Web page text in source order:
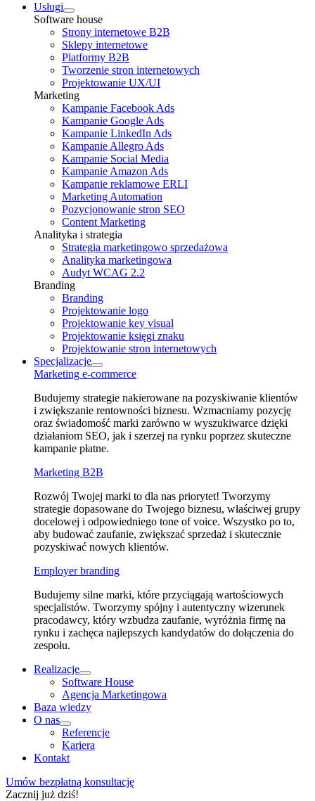
Usługi
Software house
Strony internetowe B2B
Sklepy internetowe
Platformy B2B
Tworzenie stron internetowych
Projektowanie UX/UI
Marketing
Kampanie Facebook Ads
Kampanie Google Ads
Kampanie LinkedIn Ads
Kampanie Allegro Ads
Kampanie Social Media
Kampanie Amazon Ads
Kampanie reklamowe ERLI
Marketing Automation
Pozycjonowanie stron SEO
Content Marketing
Analityka i strategia
Strategia marketingowo sprzedażowa
Analityka marketingowa
Audyt WCAG 2.2
Branding
Branding
Projektowanie logo
Projektowanie key visual
Projektowanie księgi znaku
Projektowanie stron internetowych
Specjalizacje
Marketing e⁠‑commerce
Budujemy strategie nakierowane na pozyskiwanie klientów
i zwiększanie rentowności biznesu. Wzmacniamy pozycję
oraz świadomość marki zarówno w wyszukiwarce dzięki
działaniom SEO, jak i szerzej na rynku poprzez skuteczne
kampanie płatne.
Marketing B2B
Rozwój Twojej marki to dla nas priorytet! Tworzymy
strategie dopasowane do Twojego biznesu, właściwej grupy
docelowej i odpowiedniego tone of voice. Wszystko po to,
aby budować zaufanie, zwiększać sprzedaż i skutecznie
pozyskiwać nowych klientów.
Employer branding
Budujemy silne marki, które przyciągają wartościowych
specjalistów. Tworzymy spójny i autentyczny wizerunek
pracodawcy, który wzbudza zaufanie, wyróżnia firmę na
rynku i zachęca najlepszych kandydatów do dołączenia do
zespołu.
Realizacje
Software House
Agencja Marketingowa
Baza wiedzy
O nas
Referencje
Kariera
Kontakt
Umów bezpłatną konsultację
Zacznij już dziś!